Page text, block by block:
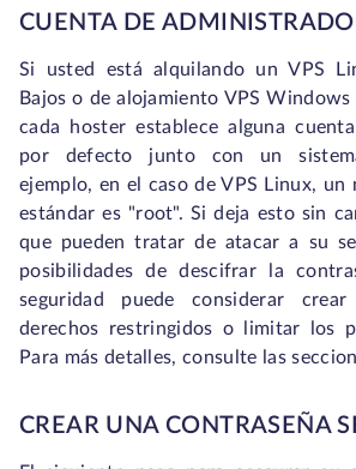
CUENTA DE
Si usted está alquilando un VPS
Bajos o de alojamiento VPS
cada hoster establece alguna
por defecto junto con un
ejemplo, en el caso de VPS Linux, un
estándar es "root". Si deja esto sin
que pueden tratar de atacar a su
posibilidades de descifrar la
seguridad puede considerar
derechos restringidos o limitar los
Para más detalles, consulte las
CREAR UNA CONTRASEÑA